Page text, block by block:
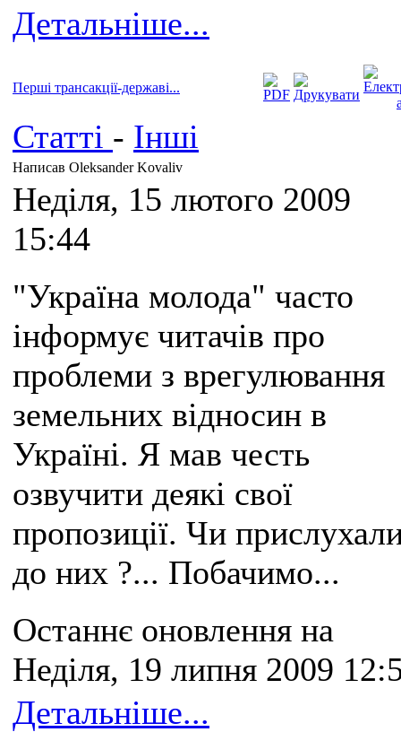
Детальніше...
Перші трансакції-державі...
Статті - Інші
Написав Oleksander Kovaliv
Неділя, 15 лютого 2009
15:44
"Україна молода" часто
інформує читачів про
проблеми з врегулювання
земельних відносин в
Україні. Я мав честь
озвучити деякі свої
пропозиції. Чи
до них ?... Побачимо...
Останнє оновлення на
Неділя, 19 липня 2009
Детальніше...